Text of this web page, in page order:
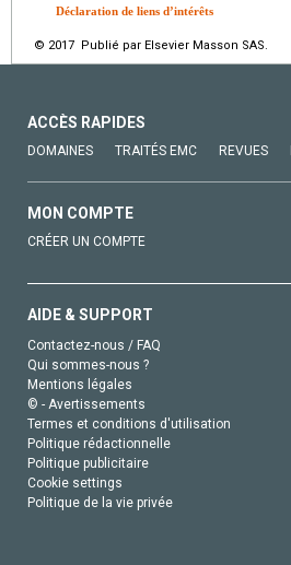
Déclaration de liens d’intérêts
© 2017 Publié par Elsevier Masson SAS.
ACCÈS RAPIDES
DOMAINES TRAITÉS EMC REVUES
MON COMPTE
CRÉER UN COMPTE
AIDE & SUPPORT
Contactez-nous / FAQ
Qui sommes-nous ?
Mentions légales
© - Avertissements
Termes et conditions d'utilisation
Politique rédactionnelle
Politique publicitaire
Cookie settings
Politique de la vie privée